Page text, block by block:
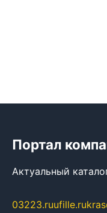
Портал
Актуальный
03223.ruufille.ru